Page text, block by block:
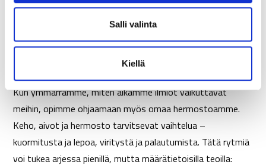
Salli valinta
Kiellä
Moderni maailma ei ole muuttumassa hitaammaksi, joten
meidän on opittava toimimaan sen keskellä viisaammin.
Tietoisesti toimintatapoja rakentaen, yksi asia kerrallaan,
voimme luoda terveyttämme ja palautumistamme tukevia
tapoja.
Kun ymmärrämme, miten aikamme ilmiöt vaikuttavat
meihin, opimme ohjaamaan myös omaa hermostoamme.
Keho, aivot ja hermosto tarvitsevat vaihtelua –
kuormitusta ja lepoa, viritystä ja palautumista. Tätä rytmiä
voi tukea arjessa pienillä, mutta määrätietoisilla teoilla: